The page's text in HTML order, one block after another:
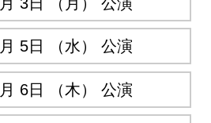
5日 （水） 公演
6日 （木） 公演